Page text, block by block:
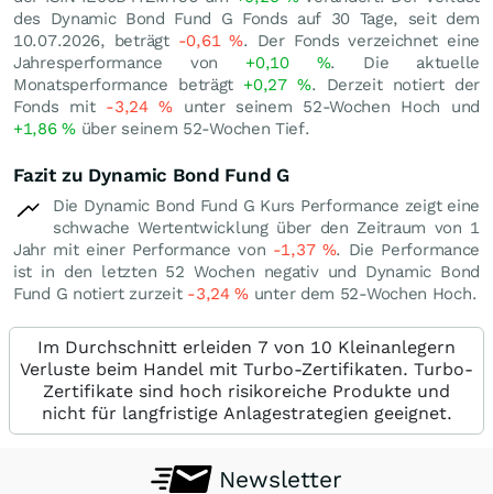
des Dynamic Bond Fund G Fonds auf 30 Tage, seit dem
10.07.2026, beträgt -0,61%. Der Fonds verzeichnet eine
Jahresperformance von +0,10 %. Die aktuelle
Monatsperformance beträgt +0,27 %. Derzeit notiert der
Fonds mit -3,24% unter seinem 52-Wochen Hoch und
+1,86%über seinem 52-Wochen Tief.
Fazit zu Dynamic Bond Fund G
Die Dynamic Bond Fund G Kurs Performance zeigt eine
schwache Wertentwicklung über den Zeitraum von 1
Jahr mit einer Performance von -1,37 %. Die Performance
ist in den letzten 52 Wochen negativ und Dynamic Bond
Fund G notiert zurzeit -3,24% unter dem 52-Wochen Hoch.
Im Durchschnitt erleiden 7 von 10 Kleinanlegern
Verluste beim Handel mit Turbo-Zertifikaten. Turbo-
Zertifikate sind hoch risikoreiche Produkte und
nicht für langfristige Anlagestrategien geeignet.
Newsletter